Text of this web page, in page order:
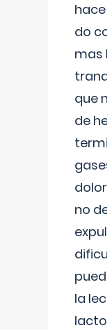
do
mas
que
de
no
la